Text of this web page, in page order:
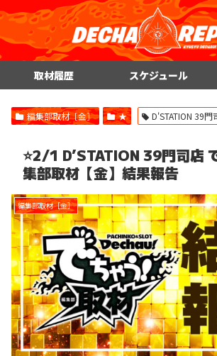
取材履歴 スケジュール
編集部取材［金］ ★ D'STATION 39門
⭐️2/1 D’STATION 39門司店
集部取材【金】結果報告
編集部取材［金］